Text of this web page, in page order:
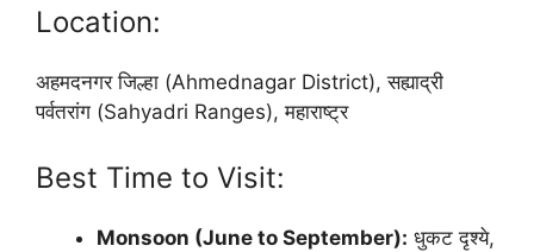
Location:
अहमदनगर जिल्हा (Ahmednagar District), सह्याद्री
पर्वतरांग (Sahyadri Ranges), महाराष्ट्र
Best Time to Visit:
Monsoon (June to September): धुकट दृश्ये,